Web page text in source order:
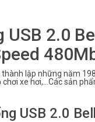
USB 2.0
lập những năm
xe hơi,…Các sản
USB 2.0